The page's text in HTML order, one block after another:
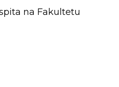
na Fakultetu